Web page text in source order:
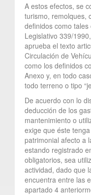
A estos efectos, se
turismo, remolques,
definidos como
Legislativo 339/
aprueba el texto
Circulación de
como los definidos
Anexo y, en todo
todo terreno o tipo
De acuerdo con lo
deducción de los
mantenimiento o
exige que éste
patrimonial afecto a
estando registrado
obligatorios, sea
actividad, dado que
encuentra entre las
apartado 4